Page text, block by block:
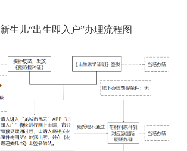
新生儿“出生即入户”办理流程图